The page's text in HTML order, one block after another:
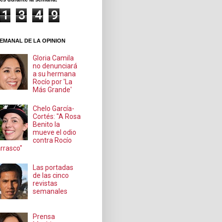
1 3 4
9
DE LA OPINION
Gloria Camila
no denunciará
a su hermana
Rocío por 'La
Más Grande'
Chelo García-
Cortés: "A Rosa
Benito la
mueve el odio
contra Rocío
Las portadas
de las cinco
revistas
semanales
Prensa